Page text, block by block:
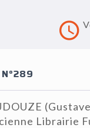
Librairie